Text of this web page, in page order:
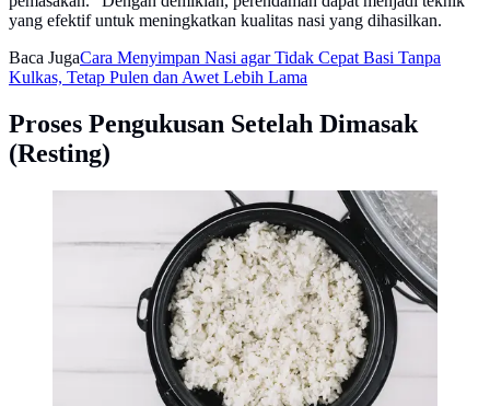
yang efektif untuk meningkatkan kualitas nasi yang dihasilkan.
Baca JugaCara Menyimpan Nasi agar Tidak Cepat Basi Tanpa
Kulkas, Tetap Pulen dan Awet Lebih Lama
Proses Pengukusan Setelah Dimasak
(Resting)